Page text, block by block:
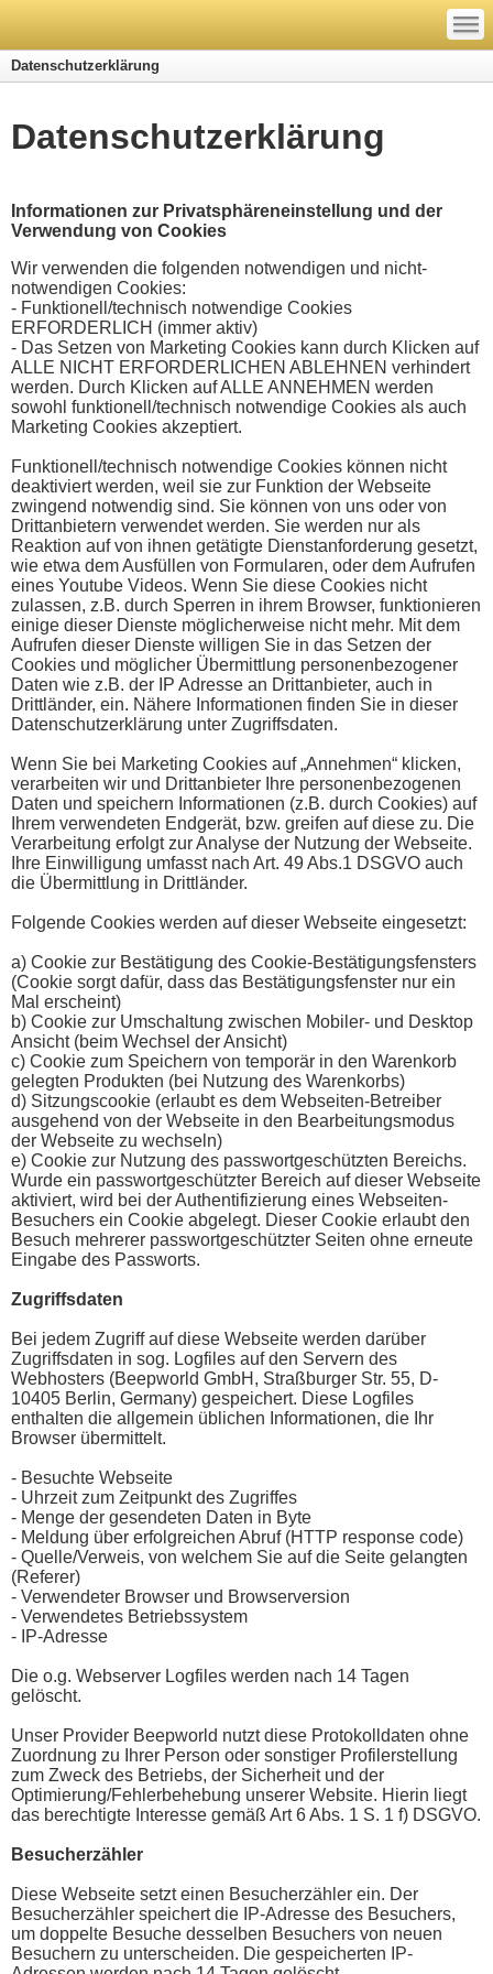
—
—
—
Datenschutzerklärung
Datenschutzerklärung
Informationen zur Privatsphäreneinstellung und der
Verwendung von Cookies
Wir verwenden die folgenden notwendigen und nicht-
notwendigen Cookies:
- Funktionell/technisch notwendige Cookies
ERFORDERLICH (immer aktiv)
- Das Setzen von Marketing Cookies kann durch Klicken auf
ALLE NICHT ERFORDERLICHEN ABLEHNEN verhindert
werden. Durch Klicken auf ALLE ANNEHMEN werden
sowohl funktionell/technisch notwendige Cookies als auch
Marketing Cookies akzeptiert.
Funktionell/technisch notwendige Cookies können nicht
deaktiviert werden, weil sie zur Funktion der Webseite
zwingend notwendig sind. Sie können von uns oder von
Drittanbietern verwendet werden. Sie werden nur als
Reaktion auf von ihnen getätigte Dienstanforderung gesetzt,
wie etwa dem Ausfüllen von Formularen, oder dem Aufrufen
eines Youtube Videos. Wenn Sie diese Cookies nicht
zulassen, z.B. durch Sperren in ihrem Browser, funktionieren
einige dieser Dienste möglicherweise nicht mehr. Mit dem
Aufrufen dieser Dienste willigen Sie in das Setzen der
Cookies und möglicher Übermittlung personenbezogener
Daten wie z.B. der IP Adresse an Drittanbieter, auch in
Drittländer, ein. Nähere Informationen finden Sie in dieser
Datenschutzerklärung unter Zugriffsdaten.
Wenn Sie bei Marketing Cookies auf „Annehmen“ klicken,
verarbeiten wir und Drittanbieter Ihre personenbezogenen
Daten und speichern Informationen (z.B. durch Cookies) auf
Ihrem verwendeten Endgerät, bzw. greifen auf diese zu. Die
Verarbeitung erfolgt zur Analyse der Nutzung der Webseite.
Ihre Einwilligung umfasst nach Art. 49 Abs.1 DSGVO auch
die Übermittlung in Drittländer.
Folgende Cookies werden auf dieser Webseite eingesetzt:
a) Cookie zur Bestätigung des Cookie-Bestätigungsfensters
(Cookie sorgt dafür, dass das Bestätigungsfenster nur ein
Mal erscheint)
b) Cookie zur Umschaltung zwischen Mobiler- und Desktop
Ansicht (beim Wechsel der Ansicht)
c) Cookie zum Speichern von temporär in den Warenkorb
gelegten Produkten (bei Nutzung des Warenkorbs)
d) Sitzungscookie (erlaubt es dem Webseiten-Betreiber
ausgehend von der Webseite in den Bearbeitungsmodus
der Webseite zu wechseln)
e) Cookie zur Nutzung des passwortgeschützten Bereichs.
Wurde ein passwortgeschützter Bereich auf dieser Webseite
aktiviert, wird bei der Authentifizierung eines Webseiten-
Besuchers ein Cookie abgelegt. Dieser Cookie erlaubt den
Besuch mehrerer passwortgeschützter Seiten ohne erneute
Eingabe des Passworts.
Zugriffsdaten
Bei jedem Zugriff auf diese Webseite werden darüber
Zugriffsdaten in sog. Logfiles auf den Servern des
Webhosters (Beepworld GmbH, Straßburger Str. 55, D-
10405 Berlin, Germany) gespeichert. Diese Logfiles
enthalten die allgemein üblichen Informationen, die Ihr
Browser übermittelt.
- Besuchte Webseite
- Uhrzeit zum Zeitpunkt des Zugriffes
- Menge der gesendeten Daten in Byte
- Meldung über erfolgreichen Abruf (HTTP response code)
- Quelle/Verweis, von welchem Sie auf die Seite gelangten
(Referer)
- Verwendeter Browser und Browserversion
- Verwendetes Betriebssystem
- IP-Adresse
Die o.g. Webserver Logfiles werden nach 14 Tagen
gelöscht.
Unser Provider Beepworld nutzt diese Protokolldaten ohne
Zuordnung zu Ihrer Person oder sonstiger Profilerstellung
zum Zweck des Betriebs, der Sicherheit und der
Optimierung/Fehlerbehebung unserer Website. Hierin liegt
das berechtigte Interesse gemäß Art 6 Abs. 1 S. 1 f) DSGVO.
Besucherzähler
Diese Webseite setzt einen Besucherzähler ein. Der
Besucherzähler speichert die IP-Adresse des Besuchers,
um doppelte Besuche desselben Besuchers von neuen
Besuchern zu unterscheiden. Die gespeicherten IP-